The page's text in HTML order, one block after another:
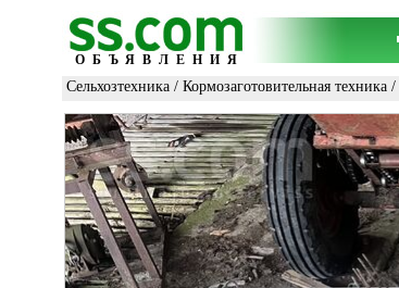
ОБЪЯВЛЕНИЯ
Сельхозтехника / Кормозаготовительная техника /